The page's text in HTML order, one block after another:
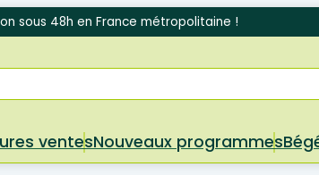
sous 48h en France métropolitaine !
ventesNouveaux programmes